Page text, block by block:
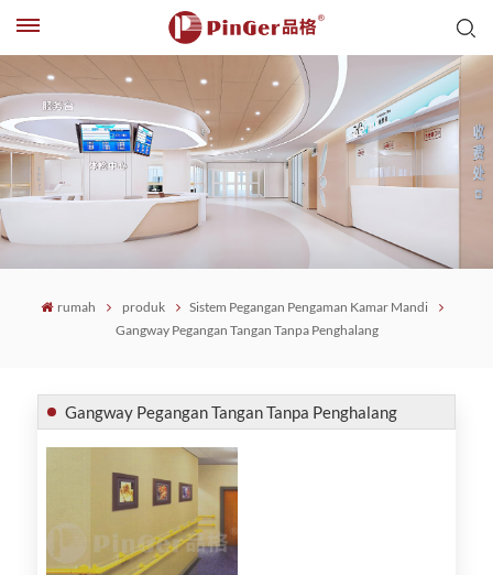
rumah produk
Sistem Pegangan Pengaman Kamar Mandi
Gangway Pegangan Tangan Tanpa Penghalang
Gangway Pegangan Tangan Tanpa Penghalang